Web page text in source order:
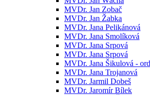
MVDr. Jan Zobač
MVDr. Jan Žabka
MVDr. Jana Pelikánová
MVDr. Jana Smolíková
MVDr. Jana Srpová
MVDr. Jana Srpová
MVDr. Jana Šikulová -
MVDr. Jana Trojanová
MVDr. Jarmil Dobeš
MVDr. Jaromír Bílek